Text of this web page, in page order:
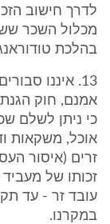
לדרך חישוב
מכלול השכר
בהלכת
13. איננו
כי ניתן לשלם
זכותו של
עובד זר - עד
במקרנו.